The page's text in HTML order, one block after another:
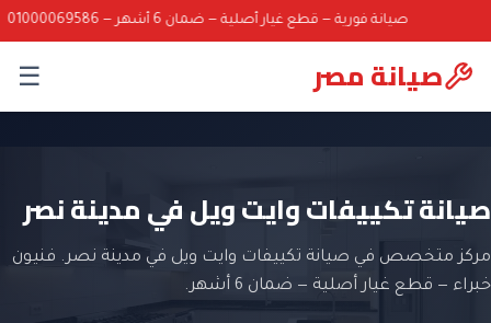
صيانة فورية — قطع غيار أصلية — ضمان 6 أشهر — 01000069586
صيانة مصر ☰
صيانة تكييفات وايت ويل في مدينة نصر
مركز متخصص في صيانة تكييفات وايت ويل في مدينة نصر. فنيون
خبراء — قطع غيار أصلية — ضمان 6 أشهر.